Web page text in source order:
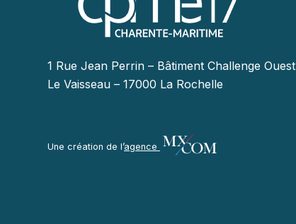
1 Rue Jean Perrin – Bâtiment Challenge Ouest
Le Vaisseau – 17000 La Rochelle
Une création de l’agence